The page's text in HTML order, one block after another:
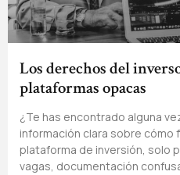
Los derechos del
plataformas opacas
¿Te has encontrado alguna
información clara sobre cómo
plataforma de inversión, solo
vagas, documentación